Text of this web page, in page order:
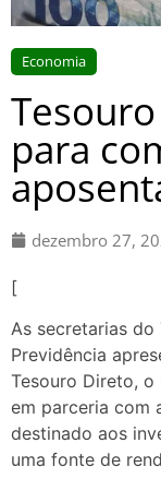
Economia
para
dezembro 27,
[
As secretarias do
Previdência
Tesouro Direto, o
em parceria com
destinado aos
uma fonte de